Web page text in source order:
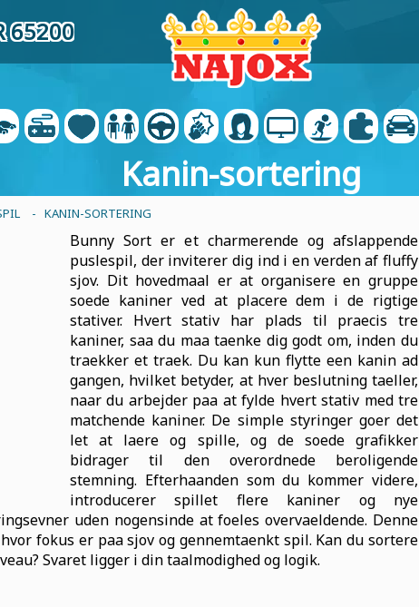
65200
Kanin-sortering
- KANIN-SORTERING
Bunny Sort er et charmerende og afslappende
puslespil, der inviterer dig ind i en verden af fluffy
sjov. Dit hovedmaal er at organisere en gruppe
soede kaniner ved at placere dem i de rigtige
stativer. Hvert stativ har plads til praecis tre
kaniner, saa du maa taenke dig godt om, inden du
traekker et traek. Du kan kun flytte een kanin ad
gangen, hvilket betyder, at hver beslutning taeller,
naar du arbejder paa at fylde hvert stativ med tre
matchende kaniner. De simple styringer goer det
let at laere og spille, og de soede grafikker
bidrager til den overordnede beroligende
stemning. Efterhaanden som du kommer videre,
introducerer spillet flere kaniner og nye
uden nogensinde at foeles overvaeldende. Denne
fokus er paa sjov og gennemtaenkt spil. Kan du sortere
Svaret ligger i din taalmodighed og logik.